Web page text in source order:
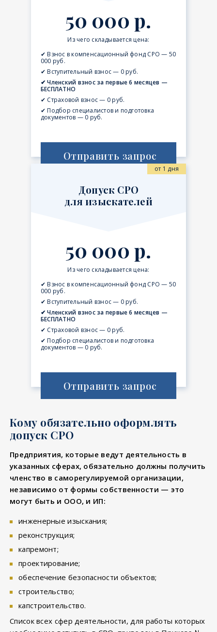
50 000 р.
Из чего складывается цена:
✔ Взнос в компенсационный фонд СРО — 50
000 руб.
✔ Вступительный взнос — 0 руб.
✔ Членский взнос за первые 6 месяцев —
БЕСПЛАТНО
✔ Страховой взнос — 0 руб.
✔ Подбор специалистов и подготовка
документов — 0 руб.
Отправить запрос
от 1 дня
Допуск СРО
для изыскателей
50 000 р.
Из чего складывается цена:
✔ Взнос в компенсационный фонд СРО — 50
000 руб.
✔ Вступительный взнос — 0 руб.
✔ Членский взнос за первые 6 месяцев —
БЕСПЛАТНО
✔ Страховой взнос — 0 руб.
✔ Подбор специалистов и подготовка
документов — 0 руб.
Отправить запрос
Кому обязательно оформлять
допуск СРО
Предприятия, которые ведут деятельность в
указанных сферах, обязательно должны получить
членство в саморегулируемой организации,
независимо от формы собственности — это
могут быть и ООО, и ИП:
инженерные изыскания;
реконструкция;
капремонт;
проектирование;
обеспечение безопасности объектов;
строительство;
капстроительство.
Список всех сфер деятельности, для работы которых